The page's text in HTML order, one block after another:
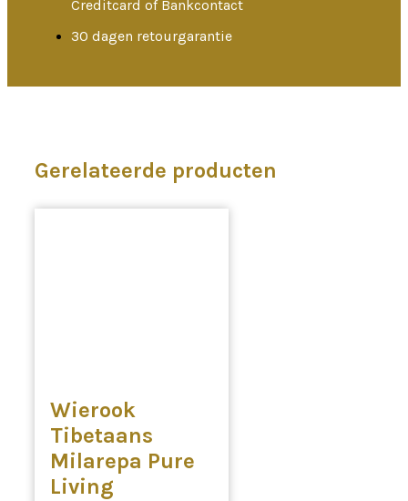
Creditcard of Bankcontact
30 dagen retourgarantie
Gerelateerde producten
Wierook
Tibetaans
Milarepa Pure
Living